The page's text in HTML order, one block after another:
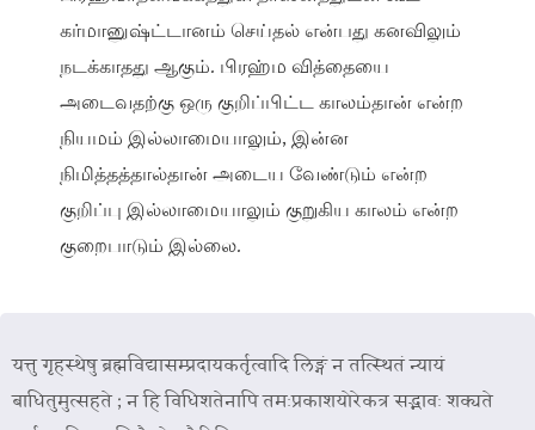
கர்மானுஷ்ட்டானம் செய்தல் என்பது கனவிலும்
நடக்காதது ஆகும். பிரஹ்ம வித்தையை
அடைவதற்கு ஒரு குறிப்பிட்ட காலம்தான் என்ற
நியமம் இல்லாமையாலும், இன்ன
நிமித்தத்தால்தான் அடைய வேண்டும் என்ற
குறிப்பு இல்லாமையாலும் குறுகிய காலம் என்ற
குறைபாடும் இல்லை.
यत्तु गृहस्थेषु ब्रह्मविद्यासम्प्रदायकर्तृत्वादि लिङ्गं न तत्स्थितं न्यायं
बाधितुमुत्सहते ; न हि विधिशतेनापि तमःप्रकाशयोरेकत्र सद्भावः शक्यते